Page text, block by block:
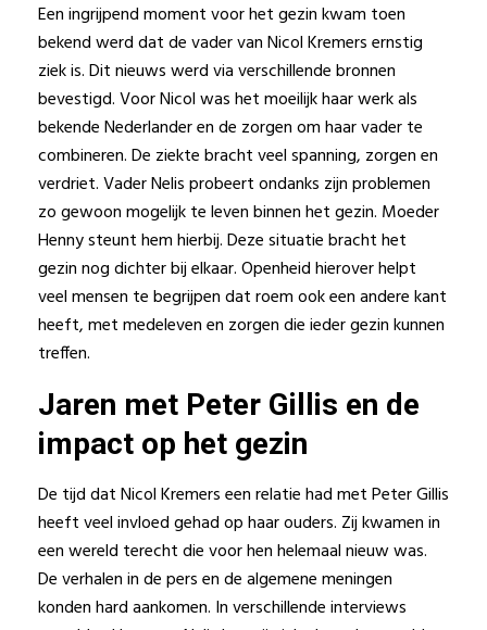
Een ingrijpend moment voor het gezin kwam toen
bekend werd dat de vader van Nicol Kremers ernstig
ziek is. Dit nieuws werd via verschillende bronnen
bevestigd. Voor Nicol was het moeilijk haar werk als
bekende Nederlander en de zorgen om haar vader te
combineren. De ziekte bracht veel spanning, zorgen en
verdriet. Vader Nelis probeert ondanks zijn problemen
zo gewoon mogelijk te leven binnen het gezin. Moeder
Henny steunt hem hierbij. Deze situatie bracht het
gezin nog dichter bij elkaar. Openheid hierover helpt
veel mensen te begrijpen dat roem ook een andere kant
heeft, met medeleven en zorgen die ieder gezin kunnen
treffen.
Jaren met Peter Gillis en de
impact op het gezin
De tijd dat Nicol Kremers een relatie had met Peter Gillis
heeft veel invloed gehad op haar ouders. Zij kwamen in
een wereld terecht die voor hen helemaal nieuw was.
De verhalen in de pers en de algemene meningen
konden hard aankomen. In verschillende interviews